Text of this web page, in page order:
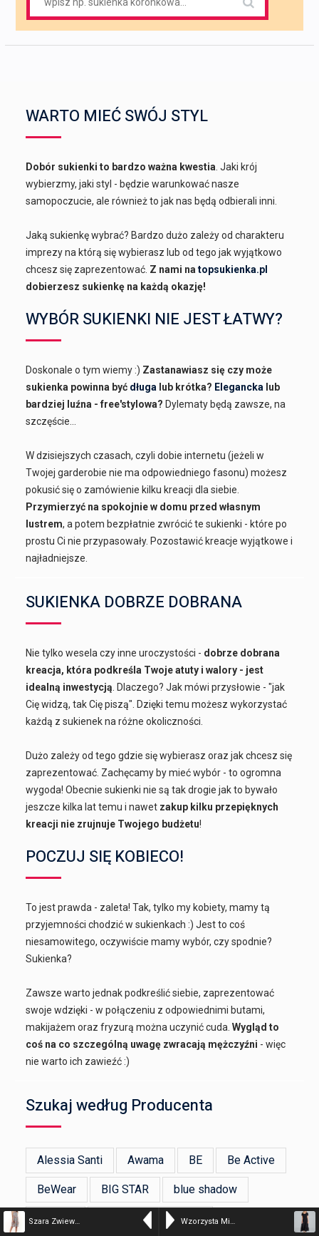
Szara Zwiewna Sukienka Mini w Kwiatowy Wzór z Wiązanym Dekoltem – kolor – 19834 Wzorzysta Midi Sukienka w Serek z Falbanką – Czarna – kolor – 37400
for:
WARTO MIEĆ SWÓJ STYL
Dobór sukienki to bardzo ważna kwestia . Jaki krój
wybierzmy, jaki styl - będzie warunkować nasze
samopoczucie, ale również to jak nas będą odbierali inni.
Jaką sukienkę wybrać? Bardzo dużo zależy od charakteru
imprezy na którą się wybierasz lub od tego jak wyjątkowo
chcesz się zaprezentować. Z nami natopsukienka.pl
dobierzesz sukienkę na każdą okazję!
WYBÓR SUKIENKI NIE JEST ŁATWY?
Doskonale o tym wiemy :) Zastanawiasz się czy może
sukienka powinna być długa lub krótka? Elegancka lub
bardziej luźna - free'stylowa? Dylematy będą zawsze, na
szczęście...
W dzisiejszych czasach, czyli dobie internetu (jeżeli w
Twojej garderobie nie ma odpowiedniego fasonu) możesz
pokusić się o zamówienie kilku kreacji dla siebie.
Przymierzyć na spokojnie w domu przed własnym
lustrem, a potem bezpłatnie zwrócić te sukienki - które po
prostu Ci nie przypasowały. Pozostawić kreacje wyjątkowe i
najładniejsze.
SUKIENKA DOBRZE DOBRANA
Nie tylko wesela czy inne uroczystości - dobrze dobrana
kreacja, która podkreśla Twoje atuty i walory - jest
idealną inwestycją . Dlaczego? Jak mówi przysłowie - "jak
Cię widzą, tak Cię piszą". Dzięki temu możesz wykorzystać
każdą z sukienek na różne okoliczności.
Dużo zależy od tego gdzie się wybierasz oraz jak chcesz się
zaprezentować. Zachęcamy by mieć wybór - to ogromna
wygoda! Obecnie sukienki nie są tak drogie jak to bywało
jeszcze kilka lat temu i nawet zakup kilku przepięknych
kreacji nie zrujnuje Twojego budżetu!
POCZUJ SIĘ KOBIECO!
To jest prawda - zaleta! Tak, tylko my kobiety, mamy tą
przyjemności chodzić w sukienkach :) Jest to coś
niesamowitego, oczywiście mamy wybór, czy spodnie?
Sukienka?
Zawsze warto jednak podkreślić siebie, zaprezentować
swoje wdzięki - w połączeniu z odpowiednimi butami,
makijażem oraz fryzurą można uczynić cuda.Wygląd to
coś na co szczególną uwagę zwracają mężczyźni - więc
nie warto ich zawieźć :)
Szukaj według Producenta
Alessia Santi Awama BE Be Active
BeWear BIG STAR blue shadow
bonprix BRONX AND BANCO